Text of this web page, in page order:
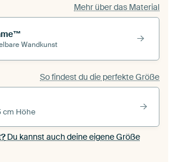
Mehr über das Material
Wandkunst
So findest du die perfekte Größe
cm Höhe
Du kannst auch deine eigene Größe